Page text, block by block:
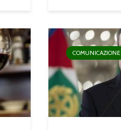
COMUNICAZIONE